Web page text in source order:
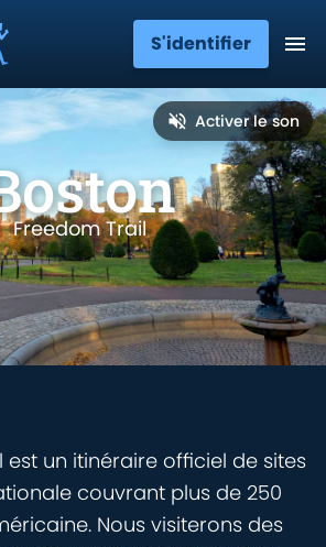
S'identifier
Activer le son
Freedom Trail
est un itinéraire officiel de sites
couvrant plus de 250
Nous visiterons des